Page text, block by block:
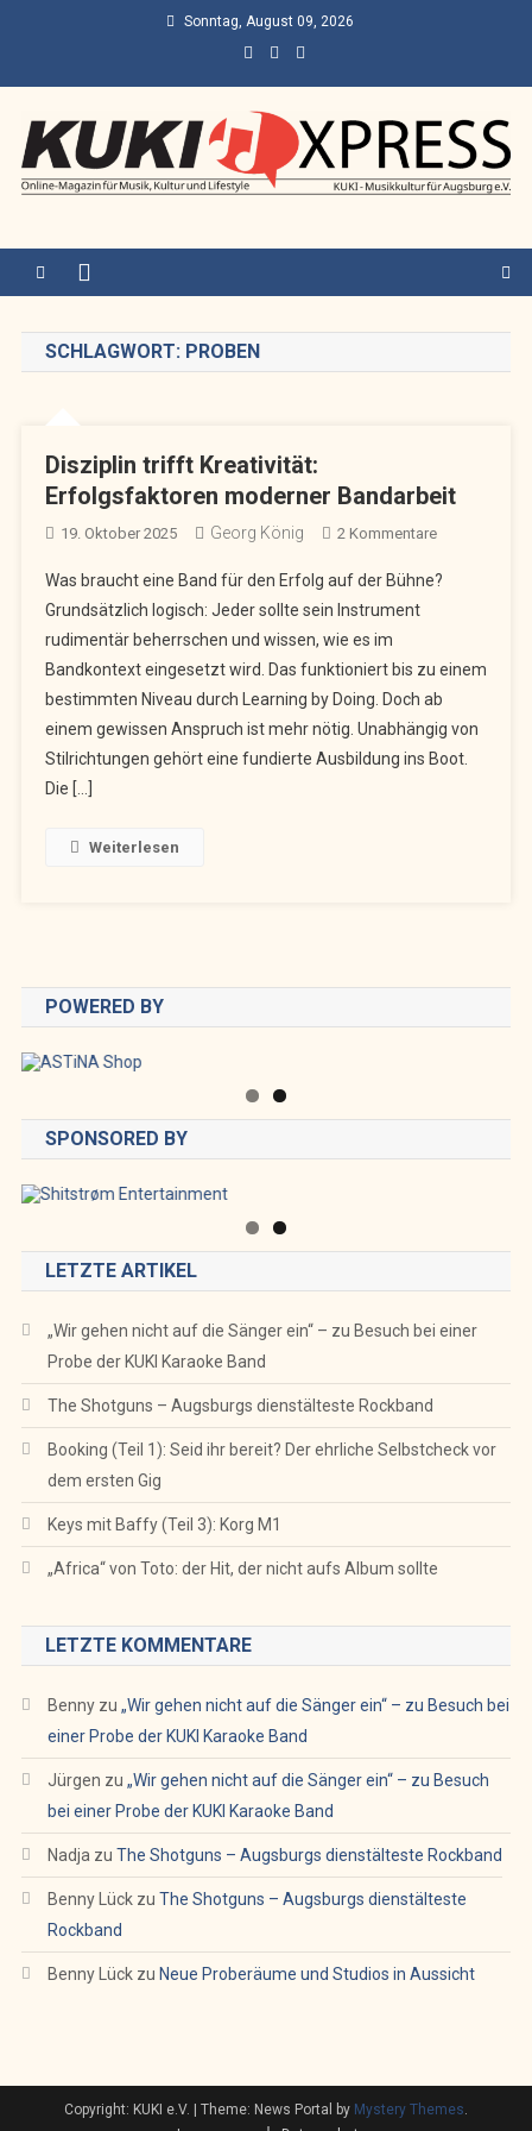
Sonntag, August 09, 2026
SCHLAGWORT: PROBEN
Disziplin trifft Kreativität:
Erfolgsfaktoren moderner Bandarbeit
19. Oktober 2025 Georg König 2 KommentareZu
Trifft
Moderner
Bandarbeit
Was braucht eine Band für den Erfolg auf der Bühne?
Grundsätzlich logisch: Jeder sollte sein Instrument
rudimentär beherrschen und wissen, wie es im
Bandkontext eingesetzt wird. Das funktioniert bis zu einem
bestimmten Niveau durch Learning by Doing. Doch ab
einem gewissen Anspruch ist mehr nötig. Unabhängig von
Stilrichtungen gehört eine fundierte Ausbildung ins Boot.
Die […]
Weiterlesen
POWERED BY
SPONSORED BY
LETZTE ARTIKEL
„Wir gehen nicht auf die Sänger ein“ – zu Besuch bei einer
Probe der KUKI Karaoke Band
The Shotguns – Augsburgs dienstälteste Rockband
Booking (Teil 1): Seid ihr bereit? Der ehrliche Selbstcheck vor
dem ersten Gig
Keys mit Baffy (Teil 3): Korg M1
„Africa“ von Toto: der Hit, der nicht aufs Album sollte
LETZTE KOMMENTARE
Bennyzu „Wir gehen nicht auf die Sänger ein“ – zu Besuch bei
einer Probe der KUKI Karaoke Band
Jürgen zu „Wir gehen nicht auf die Sänger ein“ – zu Besuch
bei einer Probe der KUKI Karaoke Band
Nadjazu The Shotguns – Augsburgs dienstälteste Rockband
Benny Lückzu The Shotguns – Augsburgs dienstälteste
Rockband
Benny Lückzu Neue Proberäume und Studios in Aussicht
Copyright: KUKI e.V. Theme: News Portal by Mystery Themes.